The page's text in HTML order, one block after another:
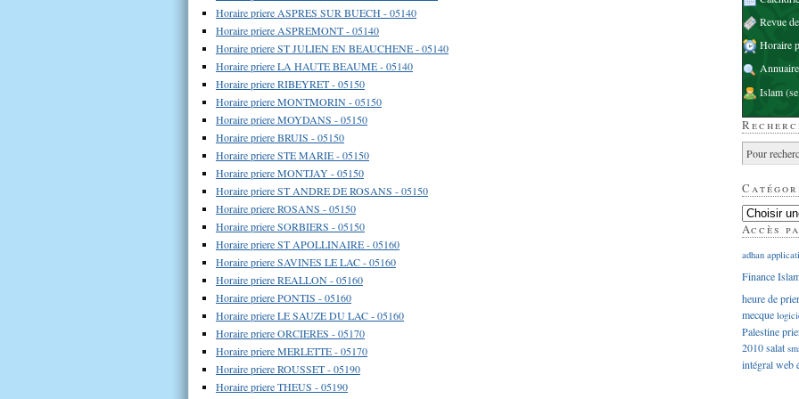
Horaire priere ASPRES SUR BUECH - 05140
Horaire priere ASPREMONT - 05140
Horaire priere ST JULIEN EN BEAUCHENE - 05140
Horaire priere LA HAUTE BEAUME - 05140
Horaire priere RIBEYRET - 05150
Horaire priere MONTMORIN - 05150
Horaire priere MOYDANS - 05150
Horaire priere BRUIS - 05150
Horaire priere STE MARIE - 05150
Horaire priere MONTJAY - 05150
Horaire priere ST ANDRE DE ROSANS - 05150
Horaire priere ROSANS - 05150
Horaire priere SORBIERS - 05150
Horaire priere ST APOLLINAIRE - 05160
Horaire priere SAVINES LE LAC - 05160
Horaire priere REALLON - 05160
Horaire priere PONTIS - 05160
Horaire priere LE SAUZE DU LAC - 05160
Horaire priere ORCIERES - 05170
Horaire priere MERLETTE - 05170
Horaire priere ROUSSET - 05190
Horaire priere THEUS - 05190
Revue
Horaire
Islam
Accès
adhan
Finance
heure de
mecque
Palestine
2010salat
intégralweb